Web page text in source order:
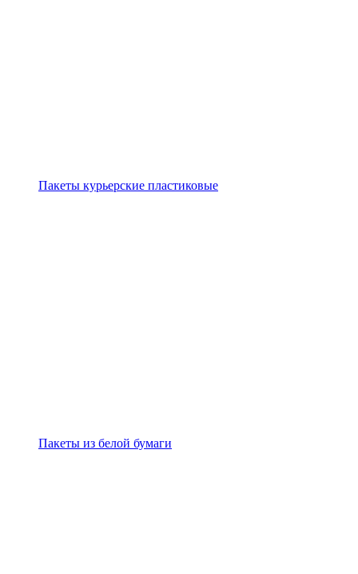
Пакеты курьерские пластиковые
Пакеты из белой бумаги